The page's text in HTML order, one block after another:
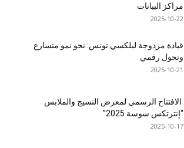
مراكز البيانات
2025-10-22
قيادة مزدوجة لبلكسي تونس: نحو نمو متسارع
وتحول رقمي
2025-10-21
الافتتاح الرسمي لمعرض النسيج والملابس
“إنترتكس سوسة 2025”
2025-10-17